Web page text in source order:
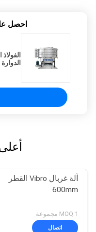
احصل
آلة غربال Vibro القطر
600mm
MOQ:1 مجموعة
اتصال